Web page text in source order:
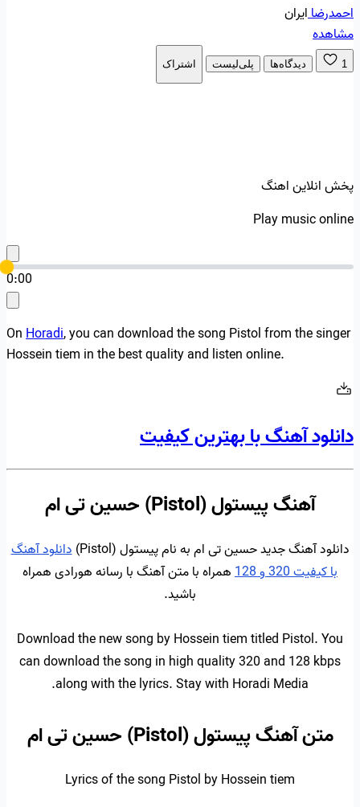
احمدرضاایران
مشاهده
1 دیدگاه‌ها پلی‌لیست اشتراک
پخش انلاین اهنگ
Play music online
0:00
OnHoradi, you can download the song Pistol from the singer
Hossein tiem in the best quality and listen online.
دانلود آهنگ با بهترین کیفیت
آهنگ پیستول (Pistol) حسین تی ام
دانلود آهنگ جدید حسین تی ام به نام پیستول (Pistol)
دانلود آهنگ
با کیفیت 320 و 128
همراه با متن آهنگ با رسانه هورادی همراه
باشید.
Download the new song by Hossein tiem titled Pistol. You
can download the song in high quality 320 and 128 kbps
along with the lyrics. Stay with Horadi Media.
متن آهنگ پیستول (Pistol) حسین تی ام
Lyrics of the song Pistol by Hossein tiem